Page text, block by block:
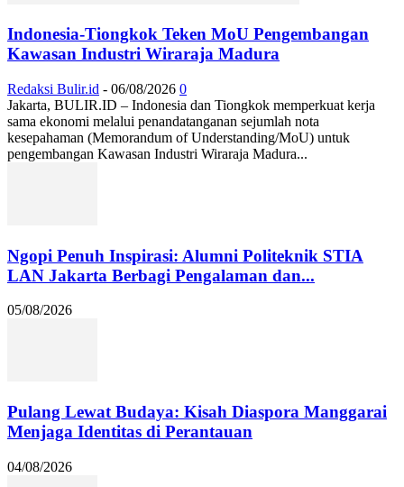
Indonesia-Tiongkok Teken MoU Pengembangan
Kawasan Industri Wiraraja Madura
Redaksi Bulir.id - 06/08/2026 0
Jakarta, BULIR.ID – Indonesia dan Tiongkok memperkuat kerja
sama ekonomi melalui penandatanganan sejumlah nota
kesepahaman (Memorandum of Understanding/MoU) untuk
pengembangan Kawasan Industri Wiraraja Madura...
Ngopi Penuh Inspirasi: Alumni Politeknik STIA
LAN Jakarta Berbagi Pengalaman dan...
05/08/2026
Pulang Lewat Budaya: Kisah Diaspora Manggarai
Menjaga Identitas di Perantauan
04/08/2026